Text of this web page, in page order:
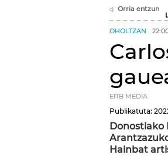
Orria entzun
OHOLTZAN
EITB MEDIA
Publikatuta:
Donostiako
Hainbat